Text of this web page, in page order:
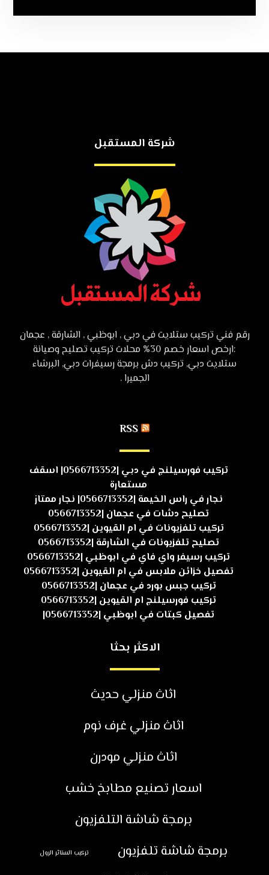
شركة المستقبل
رقم فني تركيب ستلايت في دبي , ابوظبي , الشارقة , عجمان
:ارخص اسعار خصم 30% محلات تركيب تصليح وصيانة
ستلايت دبي, تركيب دش برمجة رسيفرات دبي, البرشاء
الجميرا .
RSS
تركيب فورسيلنج في دبي |0566713352| اسقف
مستعارة
نجار في راس الخيمة |0566713352| نجار ممتاز
تصليح دشات في عجمان |0566713352
تركيب تلفزيونات في ام القيوين |0566713352
تصليح تلفزيونات في الشارقة |0566713352
تركيب رسيفر واي فاي في ابوظبي |0566713352
تفصيل خزائن ملابس في ام القيوين |0566713352
تركيب جبس بورد في عجمان |0566713352
تركيب فورسيلنج ام القيوين |0566713352
تفصيل كبتات في ابوظبي |0566713352|
الاكثر بحثا
اثاث منزلي حديث
اثاث منزلي غرف نوم
اثاث منزلي مودرن
اسعار تصنيع مطابخ خشب
برمجة شاشة التلفزيون
برمجة شاشة تلفزيون
تركيب الستائر الرول